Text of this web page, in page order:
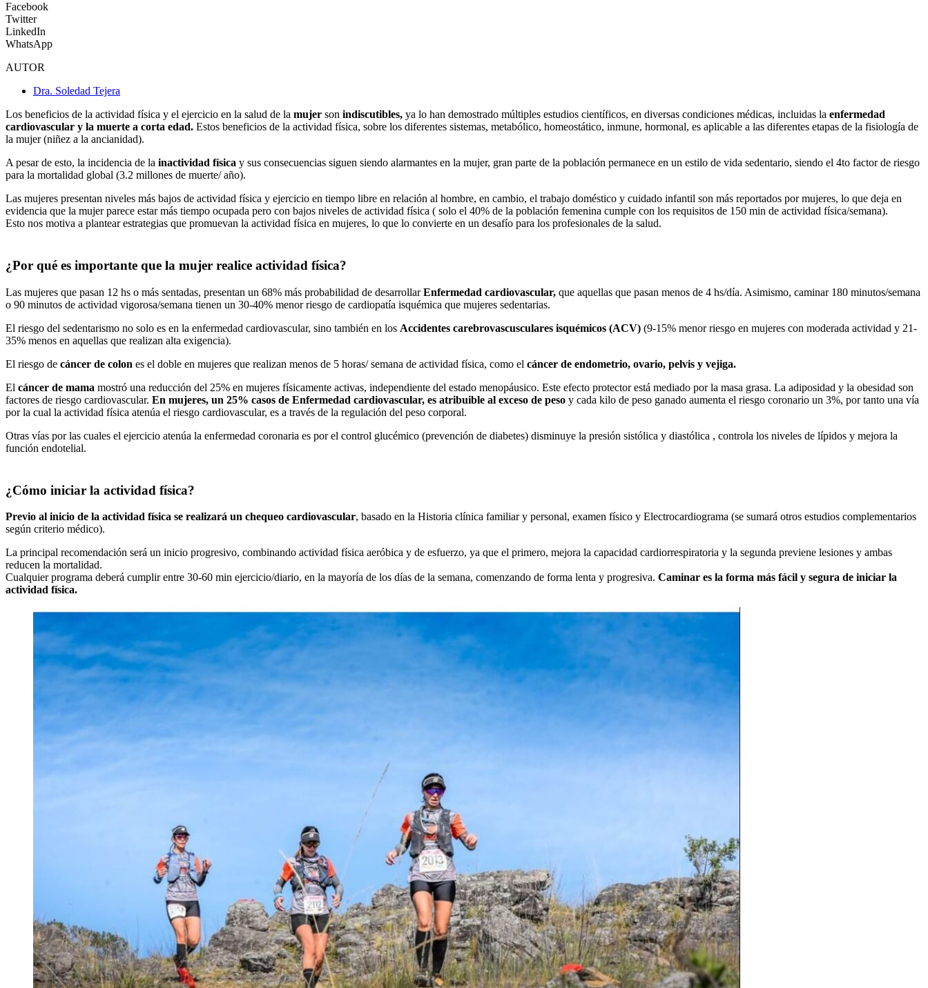
Facebook
Twitter
LinkedIn
WhatsApp
AUTOR
Dra. Soledad Tejera
Los beneficios de la actividad física y el ejercicio en la salud de la mujer son indiscutibles, ya lo han demostrado múltiples estudios científicos, en diversas condiciones médicas, incluidas la enfermedad
cardiovascular y la muerte a corta edad. Estos beneficios de la actividad física, sobre los diferentes sistemas, metabólico, homeostático, inmune, hormonal, es aplicable a las diferentes etapas de la fisiología de
la mujer (niñez a la ancianidad).
A pesar de esto, la incidencia de la inactividad física y sus consecuencias siguen siendo alarmantes en la mujer, gran parte de la población permanece en un estilo de vida sedentario, siendo el 4to factor de riesgo
para la mortalidad global (3.2 millones de muerte/ año).
Las mujeres presentan niveles más bajos de actividad física y ejercicio en tiempo libre en relación al hombre, en cambio, el trabajo doméstico y cuidado infantil son más reportados por mujeres, lo que deja en
evidencia que la mujer parece estar más tiempo ocupada pero con bajos niveles de actividad física ( solo el 40% de la población femenina cumple con los requisitos de 150 min de actividad física/semana).
Esto nos motiva a plantear estrategias que promuevan la actividad física en mujeres, lo que lo convierte en un desafío para los profesionales de la salud.
¿Por qué es importante que la mujer realice actividad física?
Las mujeres que pasan 12 hs o más sentadas, presentan un 68% más probabilidad de desarrollarEnfermedad cardiovascular, que aquellas que pasan menos de 4 hs/día. Asimismo, caminar 180 minutos/semana
o 90 minutos de actividad vigorosa/semana tienen un 30-40% menor riesgo de cardiopatía isquémica que mujeres sedentarias.
El riesgo del sedentarismo no solo es en la enfermedad cardiovascular, sino también en los Accidentes carebrovascusculares isquémicos (ACV) (9-15% menor riesgo en mujeres con moderada actividad y 21-
35% menos en aquellas que realizan alta exigencia).
El riesgo de cáncer de colon es el doble en mujeres que realizan menos de 5 horas/ semana de actividad física, como el cáncer de endometrio, ovario, pelvis y vejiga.
El cáncer de mama mostró una reducción del 25% en mujeres físicamente activas, independiente del estado menopáusico. Este efecto protector está mediado por la masa grasa. La adiposidad y la obesidad son
factores de riesgo cardiovascular. En mujeres, un 25% casos de Enfermedad cardiovascular, es atribuible al exceso de peso y cada kilo de peso ganado aumenta el riesgo coronario un 3%, por tanto una vía
por la cual la actividad física atenúa el riesgo cardiovascular, es a través de la regulación del peso corporal.
Otras vías por las cuales el ejercicio atenúa la enfermedad coronaria es por el control glucémico (prevención de diabetes) disminuye la presión sistólica y diastólica , controla los niveles de lípidos y mejora la
función endotelial.
¿Cómo iniciar la actividad física?
Previo al inicio de la actividad física se realizará un chequeo cardiovascular, basado en la Historia clínica familiar y personal, examen físico y Electrocardiograma (se sumará otros estudios complementarios
según criterio médico).
La principal recomendación será un inicio progresivo, combinando actividad física aeróbica y de esfuerzo, ya que el primero, mejora la capacidad cardiorrespiratoria y la segunda previene lesiones y ambas
reducen la mortalidad.
Cualquier programa deberá cumplir entre 30-60 min ejercicio/diario, en la mayoría de los días de la semana, comenzando de forma lenta y progresiva. Caminar es la forma más fácil y segura de iniciar la
actividad física.